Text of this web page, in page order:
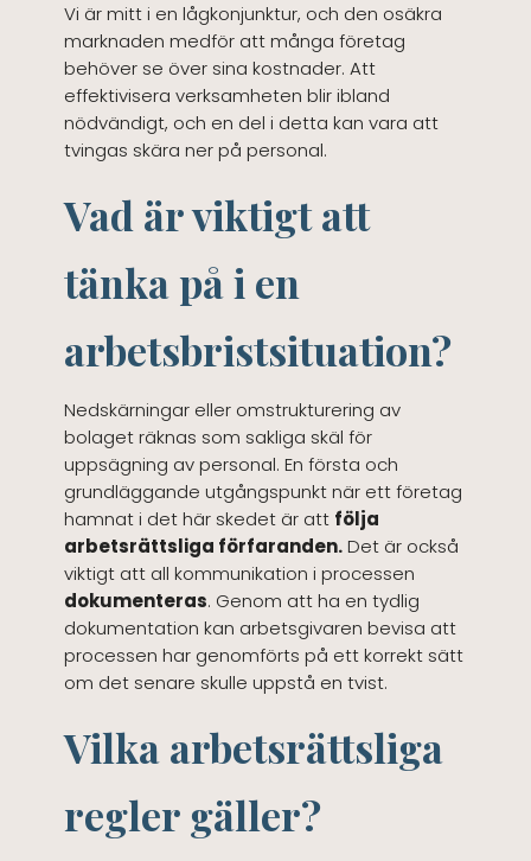
Vi är mitt i en lågkonjunktur, och den osäkra
marknaden medför att många företag
behöver se över sina kostnader. Att
effektivisera verksamheten blir ibland
nödvändigt, och en del i detta kan vara att
tvingas skära ner på personal.
Vad är viktigt att
tänka på i en
arbetsbristsituation?
Nedskärningar eller omstrukturering av
bolaget räknas som sakliga skäl för
uppsägning av personal. En första och
grundläggande utgångspunkt när ett företag
hamnat i det här skedet är att följa
arbetsrättsliga förfaranden.Det är också
viktigt att all kommunikation i processen
dokumenteras. Genom att ha en tydlig
dokumentation kan arbetsgivaren bevisa att
processen har genomförts på ett korrekt sätt
om det senare skulle uppstå en tvist.
Vilka arbetsrättsliga
regler gäller?